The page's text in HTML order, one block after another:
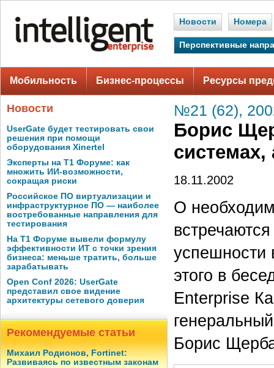
Новости Номера
Перспективные
Мобильность Бизнес-процессы Ресурсы
Новости
UserGate будет тестировать свои
решения при помощи
оборудования Xinertel
Эксперты на Т1 Форуме: как
множить ИИ-возможности,
сокращая риски
Российское ПО виртуализации и
инфраструктурное ПО — наиболее
востребованные направления для
тестирования
На Т1 Форуме вывели формулу
эффективности ИТ с точки зрения
бизнеса: меньше тратить, больше
зарабатывать
Open Conf 2026: UserGate
представил свое видение
архитектуры сетевого доверия
Рекомендуемые статьи
Михаил Родионов, Fortinet:
Развиваясь по известным законам
№21 (62),
Борис
18.11.2002
О
успешности
этого в
Enterprise
Борис